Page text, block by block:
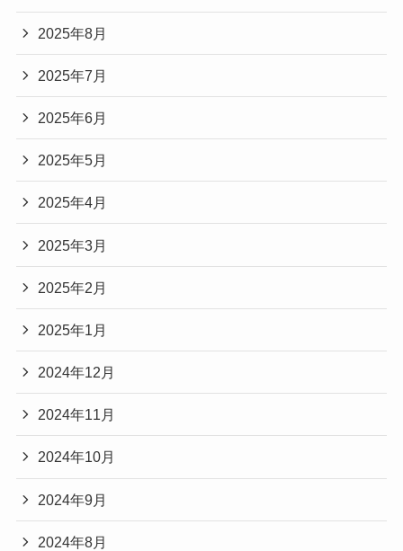
2025年8月
2025年7月
2025年6月
2025年5月
2025年4月
2025年3月
2025年2月
2025年1月
2024年12月
2024年11月
2024年10月
2024年9月
2024年8月